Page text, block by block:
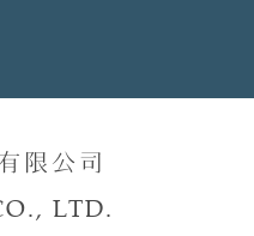
限公司
LTD.